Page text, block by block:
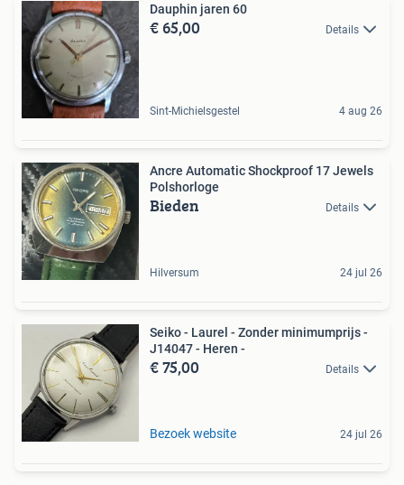
Dauphin jaren 60
€ 65,00 Details
Sint-Michielsgestel 4 aug 26
Ancre Automatic Shockproof 17 Jewels
Polshorloge
Bieden Details
Hilversum 24 jul 26
Seiko - Laurel - Zonder minimumprijs -
J14047 - Heren -
€ 75,00 Details
Bezoek website 24 jul 26